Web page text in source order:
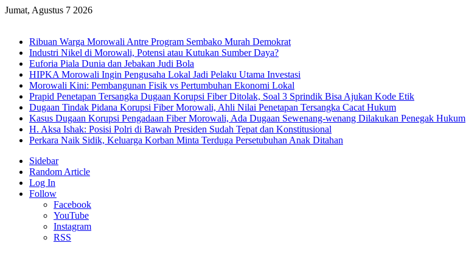
Jumat, Agustus 7 2026
Ribuan Warga Morowali Antre Program Sembako Murah Demokrat
Industri Nikel di Morowali, Potensi atau Kutukan Sumber Daya?
Euforia Piala Dunia dan Jebakan Judi Bola
HIPKA Morowali Ingin Pengusaha Lokal Jadi Pelaku Utama Investasi
Morowali Kini: Pembangunan Fisik vs Pertumbuhan Ekonomi Lokal
Prapid Penetapan Tersangka Dugaan Korupsi Fiber Ditolak, Soal 3 Sprindik Bisa Ajukan Kode Etik
Dugaan Tindak Pidana Korupsi Fiber Morowali, Ahli Nilai Penetapan Tersangka Cacat Hukum
Kasus Dugaan Korupsi Pengadaan Fiber Morowali, Ada Dugaan Sewenang-wenang Dilakukan Penegak Hukum
H. Aksa Ishak: Posisi Polri di Bawah Presiden Sudah Tepat dan Konstitusional
Perkara Naik Sidik, Keluarga Korban Minta Terduga Persetubuhan Anak Ditahan
Sidebar
Random Article
Log In
Follow
Facebook
YouTube
Instagram
RSS